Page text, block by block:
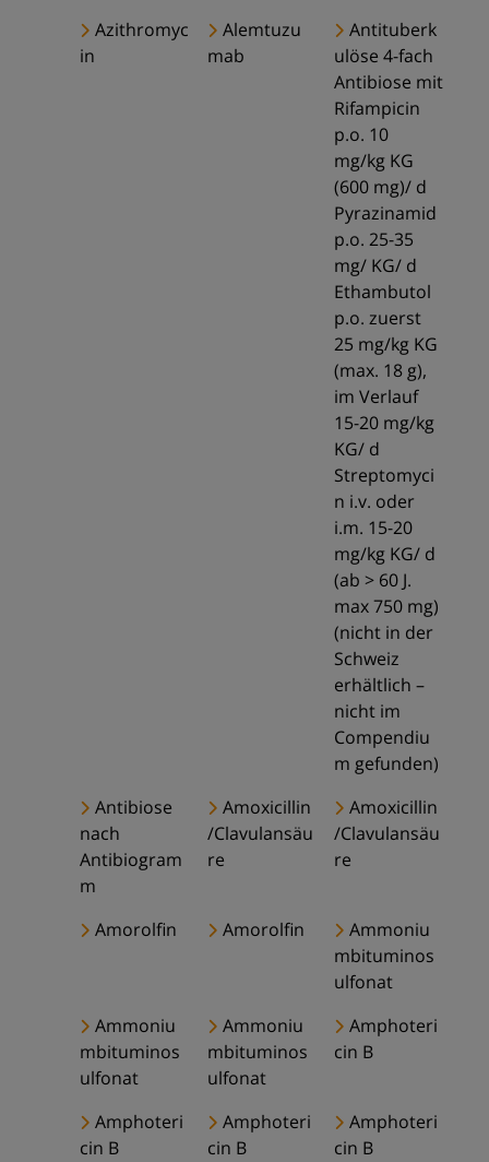
Azithromyc
in
Alemtuzu
mab
Antituberk
ulöse 4-fach
Antibiose mit
Rifampicin
p.o. 10
mg/kg KG
(600 mg)/ d
Pyrazinamid
p.o. 25-35
mg/ KG/ d
Ethambutol
p.o. zuerst
25 mg/kg KG
(max. 18 g),
im Verlauf
15-20 mg/kg
KG/ d
Streptomyci
n i.v. oder
i.m. 15-20
mg/kg KG/ d
(ab > 60 J.
max 750 mg)
(nicht in der
Schweiz
erhältlich –
nicht im
Compendiu
m gefunden)
Antibiose
nach
Antibiogram
m
Amoxicillin
/Clavulansäu
re
Amoxicillin
/Clavulansäu
re
Amorolfin Amorolfin
Ammoniu
mbituminos
ulfonat
Ammoniu
mbituminos
ulfonat
Ammoniu
mbituminos
ulfonat
Amphoteri
cin B
Amphoteri
cin B
Amphoteri
cin B
Amphoteri
cin B